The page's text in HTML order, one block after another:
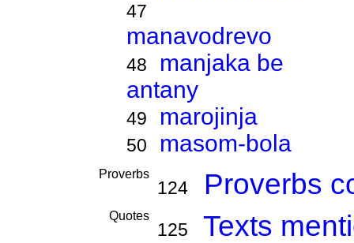
47
manavodrevo
48
manjaka be
antany
49 marojinja
50 masom-bola
Proverbs
124 Proverbs
Quotes
125 Texts